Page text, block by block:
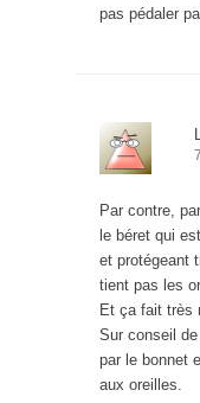
pas pédaler
Par contre,
le béret qui
et protégeant
tient pas les
Et ça fait très
Sur conseil
par le bonnet
aux oreilles.